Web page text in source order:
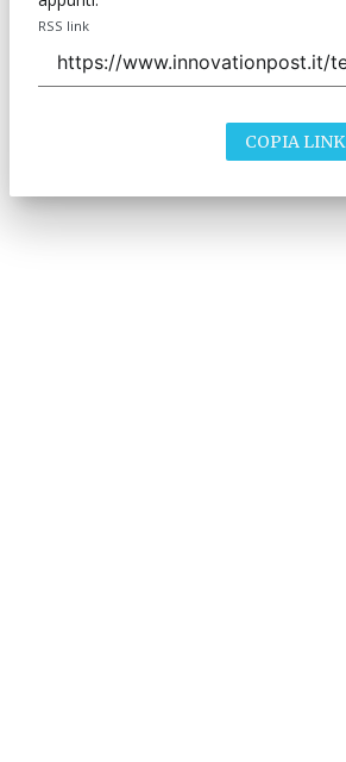
RSS link
COPIA LINK